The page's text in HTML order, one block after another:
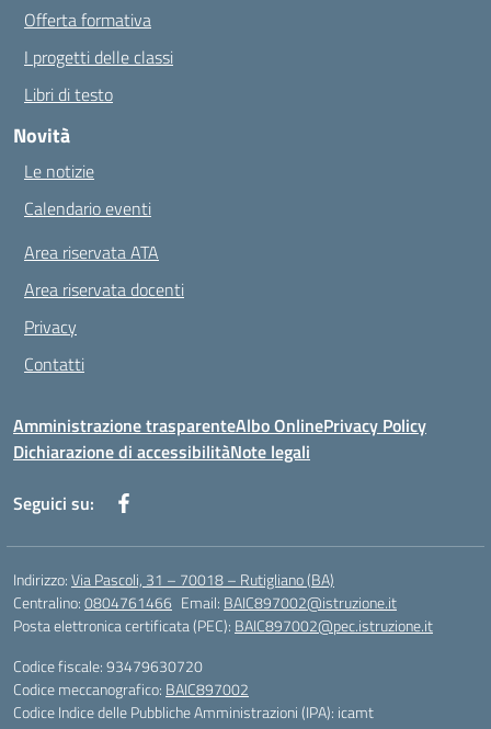
Offerta formativa
I progetti delle classi
Libri di testo
Novità
Le notizie
Calendario eventi
Area riservata ATA
Area riservata docenti
Privacy
Contatti
Amministrazione trasparenteAlbo OnlinePrivacy Policy
Dichiarazione di accessibilitàNote legali
Seguici su:
Indirizzo:Via Pascoli, 31 – 70018 – Rutigliano (BA)
Centralino:0804761466 Email: BAIC897002@istruzione.it
Posta elettronica certificata (PEC): BAIC897002@pec.istruzione.it
Codice fiscale: 93479630720
Codice meccanografico: BAIC897002
Codice Indice delle Pubbliche Amministrazioni (IPA): icamt